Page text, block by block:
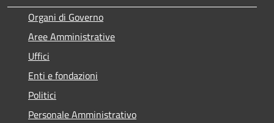
Organi di Governo
Aree Amministrative
Uffici
Enti e fondazioni
Politici
Personale Amministrativo